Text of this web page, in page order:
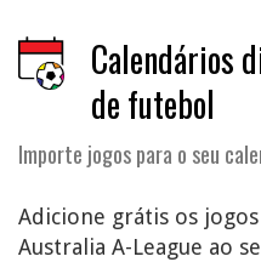
Calendários
de futebol
Importe jogos para o seu
Adicione grátis os
Australia A-League ao